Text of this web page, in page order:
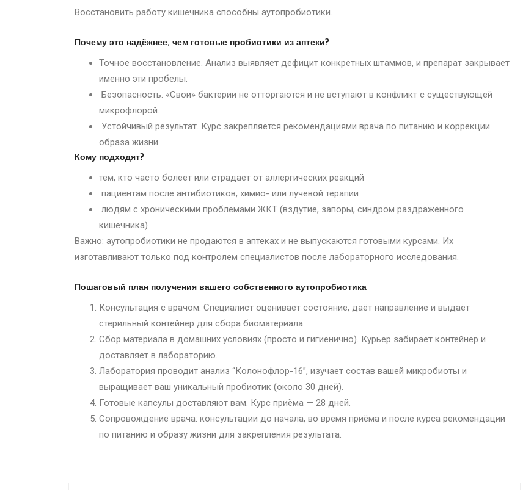
Восстановить работу кишечника способны аутопробиотики.
Почему это надёжнее, чем готовые пробиотики из аптеки?
Точное восстановление. Анализ выявляет дефицит конкретных штаммов, и препарат закрывает
именно эти пробелы.
Безопасность. «Свои» бактерии не отторгаются и не вступают в конфликт с существующей
микрофлорой.
Устойчивый результат. Курс закрепляется рекомендациями врача по питанию и коррекции
образа жизни
Кому подходят?
тем, кто часто болеет или страдает от аллергических реакций
пациентам после антибиотиков, химио- или лучевой терапии
людям с хроническими проблемами ЖКТ (вздутие, запоры, синдром раздражённого
кишечника)
Важно: аутопробиотики не продаются в аптеках и не выпускаются готовыми курсами. Их
изготавливают только под контролем специалистов после лабораторного исследования.
Пошаговый план получения вашего собственного аутопробиотика
Консультация с врачом. Специалист оценивает состояние, даёт направление и выдаёт
стерильный контейнер для сбора биоматериала.
Сбор материала в домашних условиях (просто и гигиенично). Курьер забирает контейнер и
доставляет в лабораторию.
Лаборатория проводит анализ “Колонофлор-16”, изучает состав вашей микробиоты и
выращивает ваш уникальный пробиотик (около 30 дней).
Готовые капсулы доставляют вам. Курс приёма — 28 дней.
Сопровождение врача: консультации до начала, во время приёма и после курса рекомендации
по питанию и образу жизни для закрепления результата.